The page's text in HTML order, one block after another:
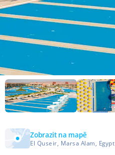
Zobrazit na mapě
El Quseir, Marsa Alam, Egypt